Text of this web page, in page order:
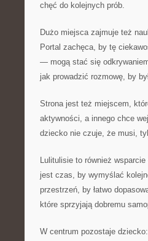
chęć do kolejnych prób.
Dużo miejsca zajmuje też
Portal zachęca, by tę
— mogą stać się
jak prowadzić rozmowę, by
Strona jest też miejscem,
aktywności, a innego chce
dziecko nie czuje, że musi,
Lulitulisie to również
jest czas, by wymyślać
przestrzeń, by łatwo
które sprzyjają dobremu
W centrum pozostaje